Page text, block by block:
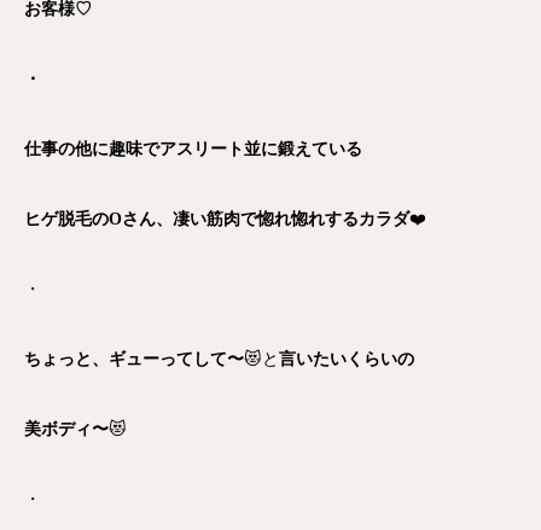
お客様♡
・
仕事の他に趣味でアスリート並に鍛えている
ヒゲ脱毛のOさん、凄い筋肉で惚れ惚れするカラダ❤️
・
ちょっと、ギューってして〜😻と 言いたいくらいの
美ボディ〜😻
・